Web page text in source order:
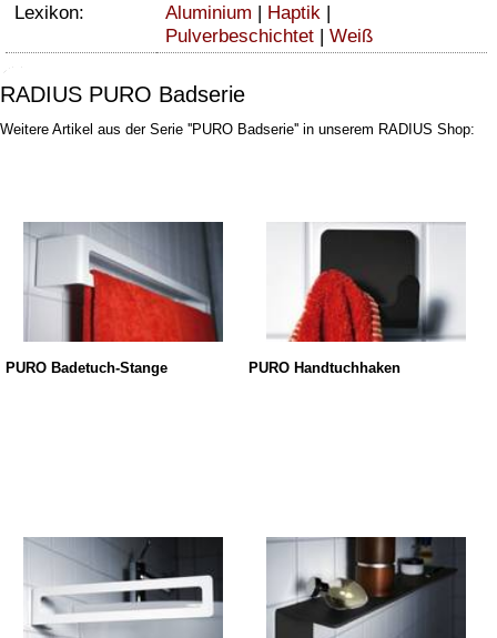
Lexikon:
Aluminium | Haptik |
Pulverbeschichtet | Weiß
RADIUS PURO Badserie
Weitere Artikel aus der Serie ''PURO Badserie'' in unserem RADIUS Shop:
PURO Badetuch-Stange PURO Handtuchhaken